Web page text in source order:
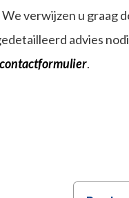
verwijzen u graag
advies
contactformulier.